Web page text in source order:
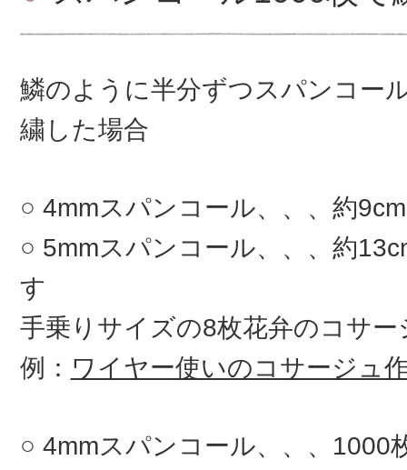
鱗のように半分ずつスパンコー
繍した場合
4mmスパンコール、、、約
5mmスパンコール、、、約
す
手乗りサイズの8枚花弁のコサ
例： ワイヤー使いのコサージュ
4mmスパンコール、、、1000